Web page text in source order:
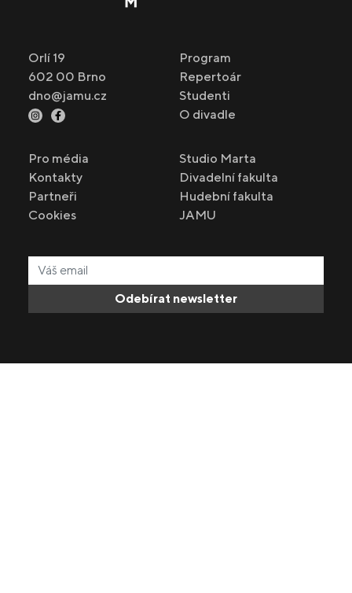
Orlí 19
602 00 Brno
dno@jamu.cz
Program
Repertoár
Studenti
O divadle
Pro média
Kontakty
Partneři
Cookies
Studio Marta
Divadelní fakulta
Hudební fakulta
JAMU